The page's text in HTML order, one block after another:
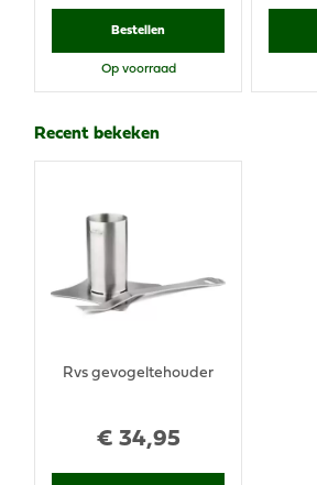
Bestellen
Op voorraad
Recent bekeken
€ 34,95
Rvs gevogeltehouder